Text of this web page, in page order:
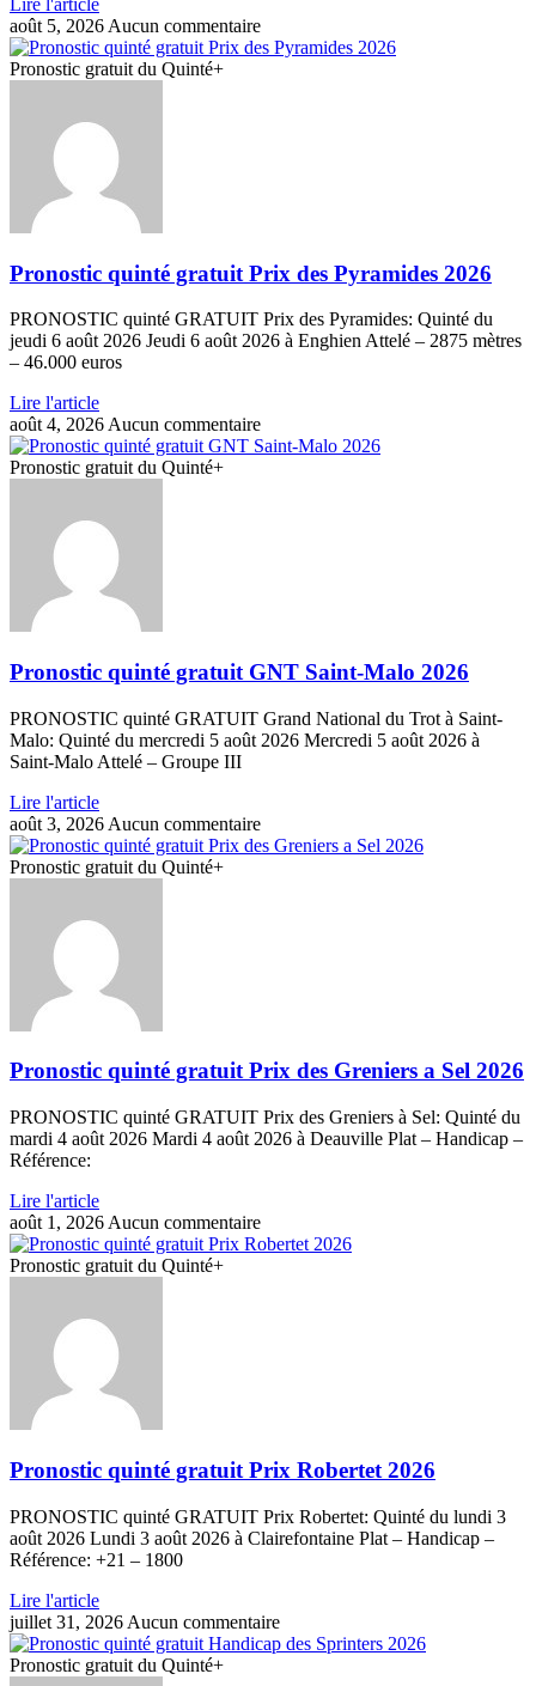
août 5, 2026 Aucun commentaire
Pronostic gratuit du Quinté+
Pronostic quinté gratuit Prix des Pyramides 2026
PRONOSTIC quinté GRATUIT Prix des Pyramides: Quinté du
jeudi 6 août 2026 Jeudi 6 août 2026 à Enghien Attelé – 2875 mètres
– 46.000 euros
Lire l'article
août 4, 2026 Aucun commentaire
Pronostic gratuit du Quinté+
Pronostic quinté gratuit GNT Saint-Malo 2026
PRONOSTIC quinté GRATUIT Grand National du Trot à Saint-
Malo: Quinté du mercredi 5 août 2026 Mercredi 5 août 2026 à
Saint-Malo Attelé – Groupe III
Lire l'article
août 3, 2026 Aucun commentaire
Pronostic gratuit du Quinté+
Pronostic quinté gratuit Prix des Greniers a Sel 2026
PRONOSTIC quinté GRATUIT Prix des Greniers à Sel: Quinté du
mardi 4 août 2026 Mardi 4 août 2026 à Deauville Plat – Handicap –
Référence:
Lire l'article
août 1, 2026 Aucun commentaire
Pronostic gratuit du Quinté+
Pronostic quinté gratuit Prix Robertet 2026
PRONOSTIC quinté GRATUIT Prix Robertet: Quinté du lundi 3
août 2026 Lundi 3 août 2026 à Clairefontaine Plat – Handicap –
Référence: +21 – 1800
Lire l'article
juillet 31, 2026 Aucun commentaire
Pronostic gratuit du Quinté+